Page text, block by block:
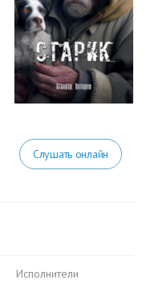
Слушать онлайн
Исполнители